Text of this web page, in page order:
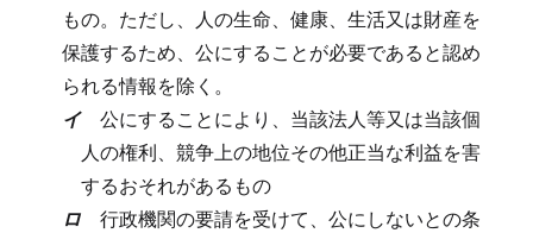
もの。 ただし、人の生命、健康、生活又は財産を
保護するため、公にすることが必要であると認め
られる情報を除く。
イ 公にすることにより、当該法人等又は当該個
人の権利、競争上の地位その他正当な利益を害
するおそれがあるもの
ロ 行政機関の要請を受けて、公にしないとの条